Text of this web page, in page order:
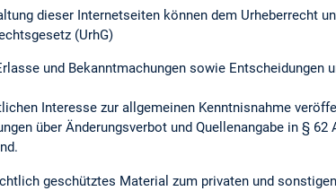
dieser Internetseiten können dem Urheberrecht
(UrhG)
und Bekanntmachungen sowie Entscheidungen
Interesse zur allgemeinen Kenntnisnahme
über Änderungsverbot und Quellenangabe in § 62
geschütztes Material zum privaten und